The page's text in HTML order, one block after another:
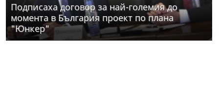
Подписаха договор за най-големия до
момента в България проект по плана
"Юнкер"